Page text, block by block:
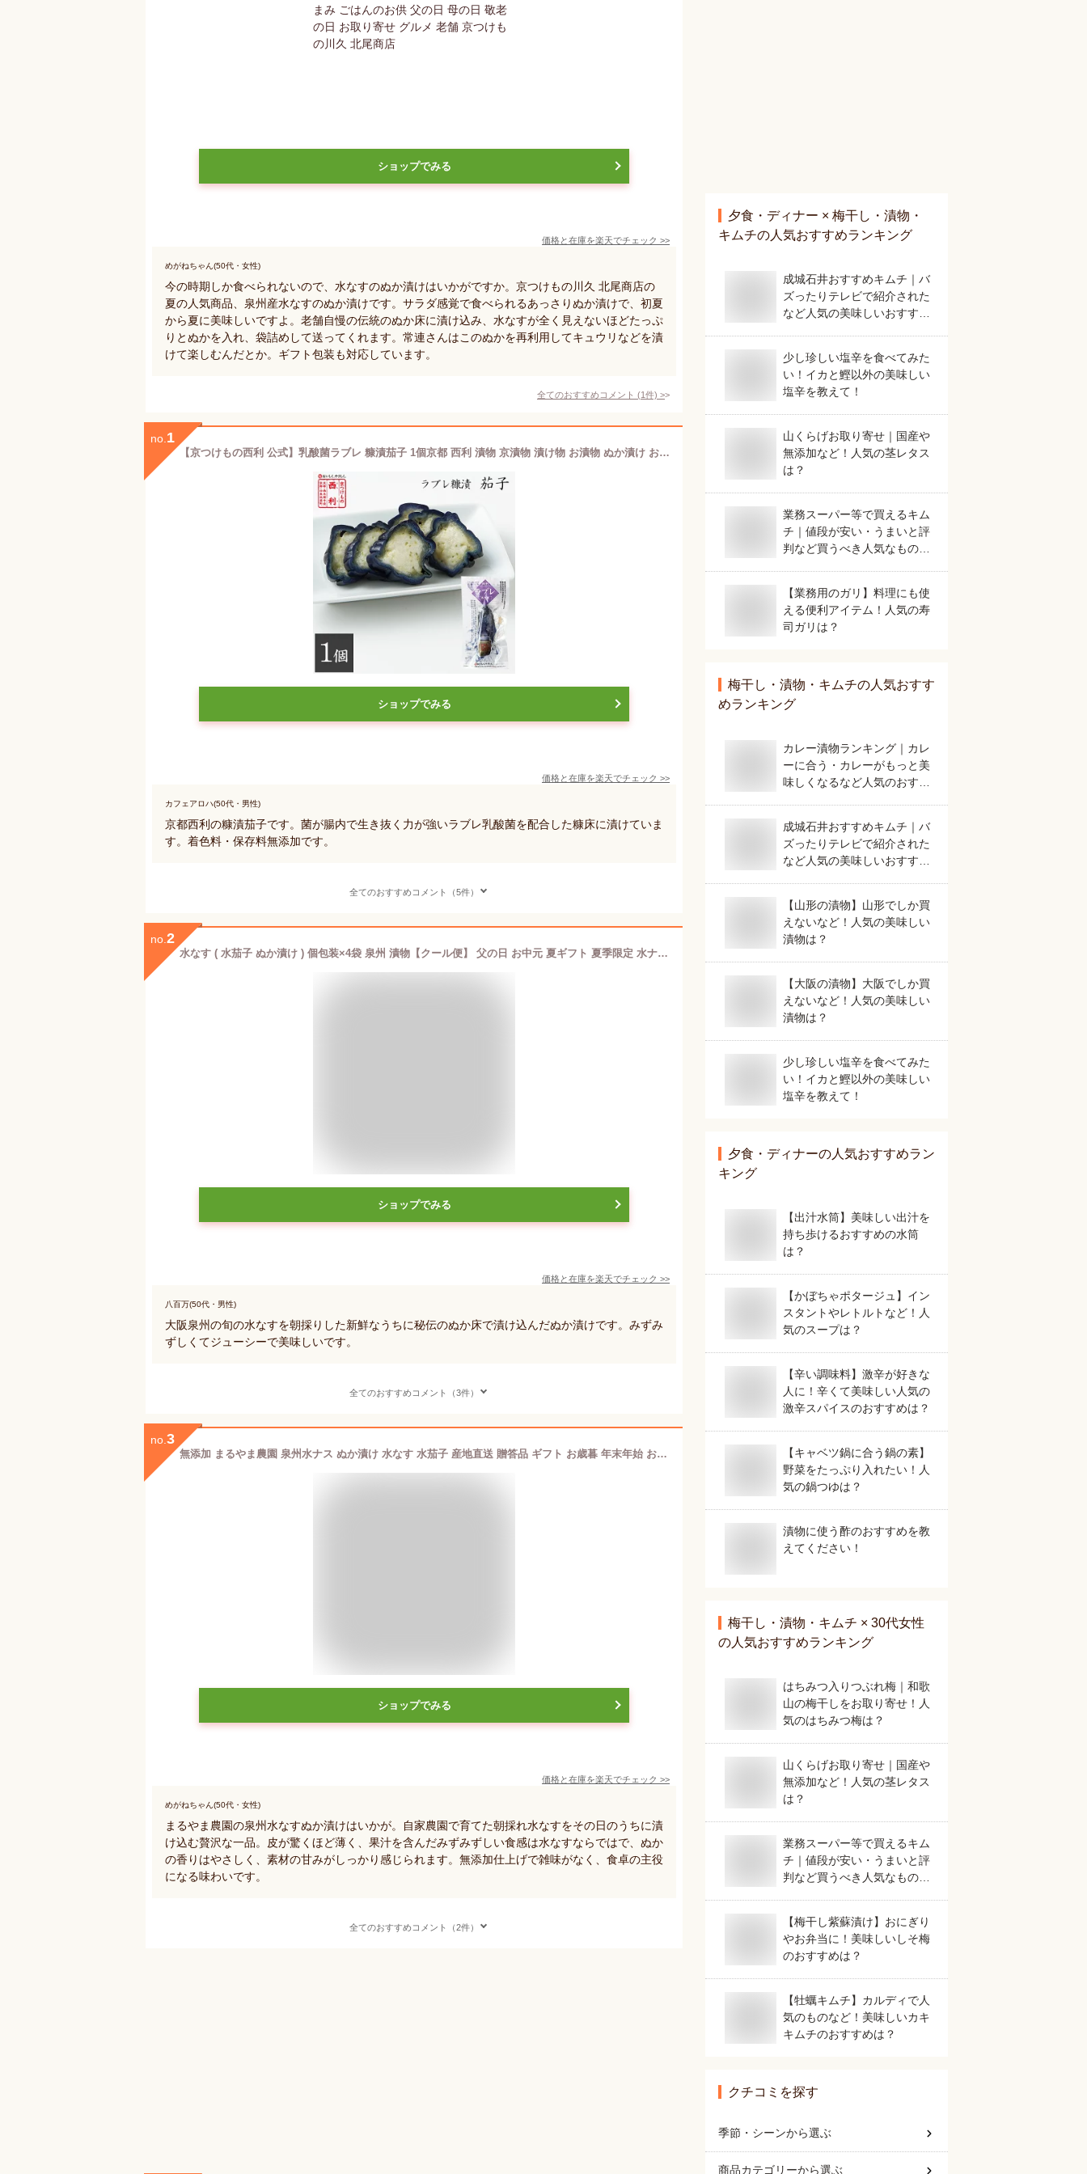
ショップでみる
価格と在庫を楽天でチェック >>
めがねちゃん(50代・女性)
今の時期しか食べられないので、水なすのぬか漬けはいかがですか。京つけもの川久 北尾商店の
夏の人気商品、泉州産水なすのぬか漬けです。サラダ感覚で食べられるあっさりぬか漬けで、初夏
から夏に美味しいですよ。老舗自慢の伝統のぬか床に漬け込み、水なすが全く見えないほどたっぷ
りとぬかを入れ、袋詰めして送ってくれます。常連さんはこのぬかを再利用してキュウリなどを漬
けて楽しむんだとか。ギフト包装も対応しています。
全てのおすすめコメント (1件) >
no. 1
【京つけもの西利 公式】乳酸菌ラブレ 糠漬茄子 1個京都 西利 漬物 京漬物 漬け物 お漬物 ぬか漬け お茶漬け おつまみ ごはんのお供 発酵漬物 発酵食品 乳酸菌 茄子 なす
ショップでみる
価格と在庫を楽天でチェック >>
カフェアロハ(50代・男性)
京都西利の糠漬茄子です。菌が腸内で生き抜く力が強いラブレ乳酸菌を配合した糠床に漬けていま
す。着色料・保存料無添加です。
全てのおすすめコメント（5件）
no. 2
水なす ( 水茄子 ぬか漬け ) 個包装×4袋 泉州 漬物【クール便】 父の日 お中元 夏ギフト 夏季限定 水ナス ぬか漬 糠漬け 大阪 泉州産 国産 母の日 ペア ギフト お土産 進物
ショップでみる
価格と在庫を楽天でチェック >>
八百万(50代・男性)
大阪泉州の旬の水なすを朝採りした新鮮なうちに秘伝のぬか床で漬け込んだぬか漬けです。みずみ
ずしくてジューシーで美味しいです。
全てのおすすめコメント（3件）
no. 3
無添加 まるやま農園 泉州水ナス ぬか漬け 水なす 水茄子 産地直送 贈答品 ギフト お歳暮 年末年始 お供え お取り寄せグルメ 母の日 父の日
ショップでみる
価格と在庫を楽天でチェック >>
めがねちゃん(50代・女性)
まるやま農園の泉州水なすぬか漬けはいかが。自家農園で育てた朝採れ水なすをその日のうちに漬
け込む贅沢な一品。皮が驚くほど薄く、果汁を含んだみずみずしい食感は水なすならではで、ぬか
の香りはやさしく、素材の甘みがしっかり感じられます。無添加仕上げで雑味がなく、食卓の主役
になる味わいです。
全てのおすすめコメント（2件）
夕食・ディナー × 梅干し・漬物・
キムチの人気おすすめランキング
成城石井おすすめキムチ｜バ
ズったりテレビで紹介された
など人気の美味しいおすすめ
少し珍しい塩辛を食べてみた
い！イカと鰹以外の美味しい
塩辛を教えて！
山くらげお取り寄せ｜国産や
無添加など！人気の茎レタス
は？
業務スーパー等で買えるキム
チ｜値段が安い・うまいと評
判など買うべき人気なものを
【業務用のガリ】料理にも使
える便利アイテム！人気の寿
司ガリは？
梅干し・漬物・キムチの人気おすす
めランキング
カレー漬物ランキング｜カレ
ーに合う・カレーがもっと美
味しくなるなど人気のおすす
成城石井おすすめキムチ｜バ
ズったりテレビで紹介された
など人気の美味しいおすすめ
【山形の漬物】山形でしか買
えないなど！人気の美味しい
漬物は？
【大阪の漬物】大阪でしか買
えないなど！人気の美味しい
漬物は？
少し珍しい塩辛を食べてみた
い！イカと鰹以外の美味しい
塩辛を教えて！
夕食・ディナーの人気おすすめラン
キング
【出汁水筒】美味しい出汁を
持ち歩けるおすすめの水筒
は？
【かぼちゃポタージュ】イン
スタントやレトルトなど！人
気のスープは？
【辛い調味料】激辛が好きな
人に！辛くて美味しい人気の
激辛スパイスのおすすめは？
【キャベツ鍋に合う鍋の素】
野菜をたっぷり入れたい！人
気の鍋つゆは？
漬物に使う酢のおすすめを教
えてください！
梅干し・漬物・キムチ × 30代女性
の人気おすすめランキング
はちみつ入りつぶれ梅｜和歌
山の梅干しをお取り寄せ！人
気のはちみつ梅は？
山くらげお取り寄せ｜国産や
無添加など！人気の茎レタス
は？
業務スーパー等で買えるキム
チ｜値段が安い・うまいと評
判など買うべき人気なものを
【梅干し紫蘇漬け】おにぎり
やお弁当に！美味しいしそ梅
のおすすめは？
【牡蠣キムチ】カルディで人
気のものなど！美味しいカキ
キムチのおすすめは？
クチコミを探す
季節・シーンから選ぶ
商品カテゴリーから選ぶ